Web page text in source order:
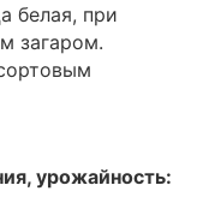
белая, при
загаром.
урожайность: